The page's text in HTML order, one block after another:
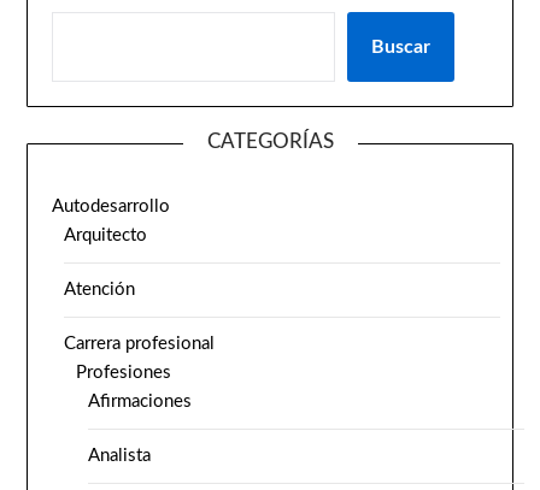
Buscar
CATEGORÍAS
Autodesarrollo
Arquitecto
Atención
Carrera profesional
Profesiones
Afirmaciones
Analista